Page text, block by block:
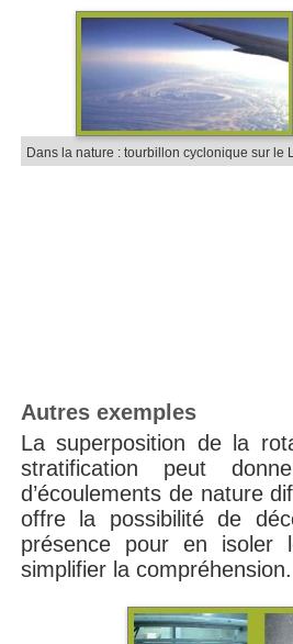
Dans la nature : tourbillon cyclonique sur le
Autres exemples
La superposition de la
stratification peut
d’écoulements de nature
offre la possibilité de
présence pour en isoler
simplifier la compréhension.